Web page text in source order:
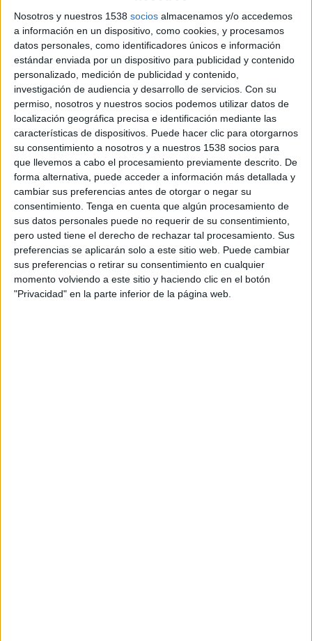
Nosotros y nuestros 1538 socios almacenamos y/o accedemos
a información en un dispositivo, como cookies, y procesamos
datos personales, como identificadores únicos e información
estándar enviada por un dispositivo para publicidad y contenido
personalizado, medición de publicidad y contenido,
investigación de audiencia y desarrollo de servicios. Con su
permiso, nosotros y nuestros socios podemos utilizar datos de
localización geográfica precisa e identificación mediante las
características de dispositivos. Puede hacer clic para otorgarnos
su consentimiento a nosotros y a nuestros 1538 socios para
que llevemos a cabo el procesamiento previamente descrito. De
forma alternativa, puede acceder a información más detallada y
cambiar sus preferencias antes de otorgar o negar su
consentimiento. Tenga en cuenta que algún procesamiento de
sus datos personales puede no requerir de su consentimiento,
pero usted tiene el derecho de rechazar tal procesamiento. Sus
preferencias se aplicarán solo a este sitio web. Puede cambiar
sus preferencias o retirar su consentimiento en cualquier
momento volviendo a este sitio y haciendo clic en el botón
"Privacidad" en la parte inferior de la página web.
de sis metres a la Ronda del Parc de
Figueres
Una canonada d'aigües residuals ha rebentat i l'asfalt s'ha
esfondrat
Notícia
El PSC de Figueres titlla Santi Vila
'd'inoperant' per la possible pèrdua de
l'escola Montessori
El govern municipal considera 'contradictori' el